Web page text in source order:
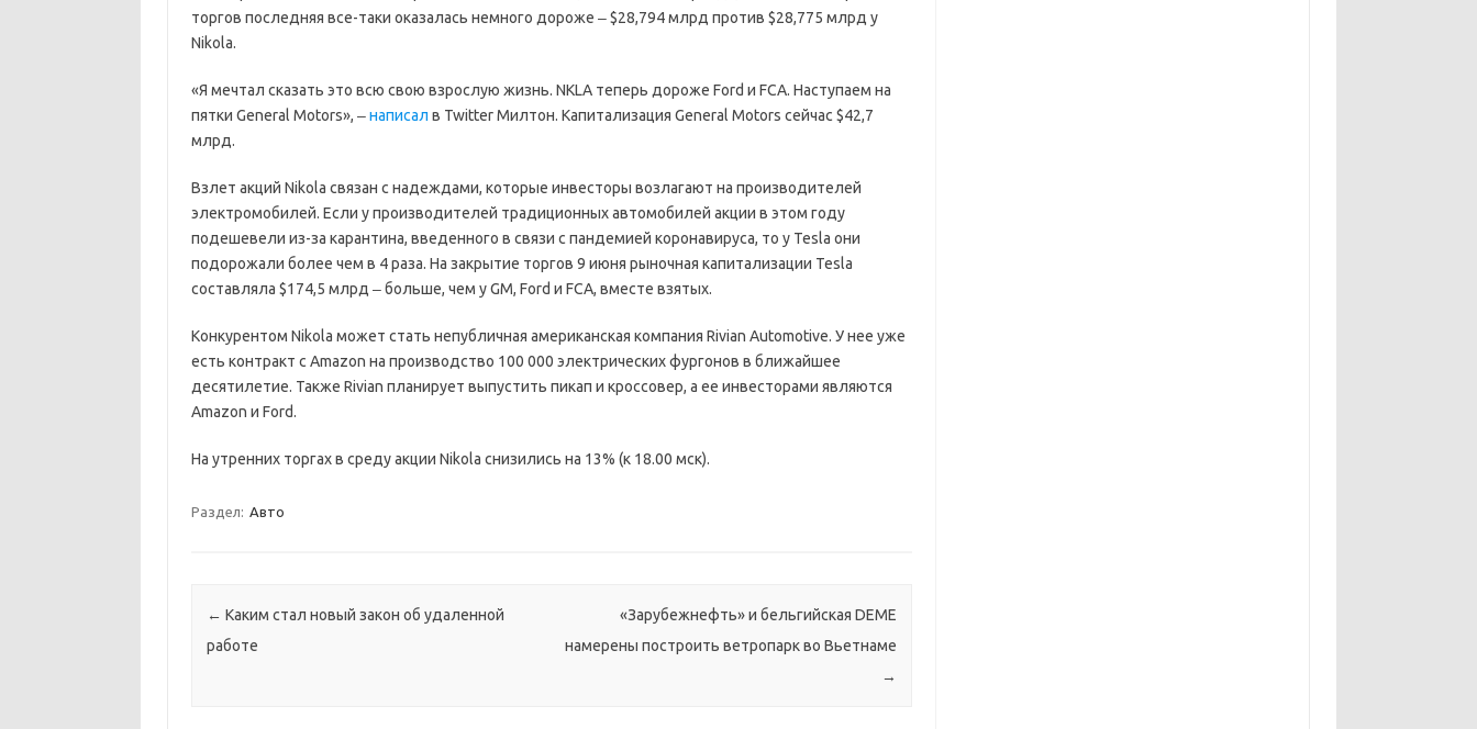
торгов последняя все-таки оказалась немного дороже ‒ $28,794 млрд против $28,775 млрд у
Nikola.
«Я мечтал сказать это всю свою взрослую жизнь. NKLA теперь дороже Ford и FCA. Наступаем на
пятки General Motors», ‒написал в Twitter Милтон. Капитализация General Motors сейчас $42,7
млрд.
Взлет акций Nikola связан с надеждами, которые инвесторы возлагают на производителей
электромобилей. Если у производителей традиционных автомобилей акции в этом году
подешевели из-за карантина, введенного в связи с пандемией коронавируса, то у Tesla они
подорожали более чем в 4 раза. На закрытие торгов 9 июня рыночная капитализации Tesla
составляла $174,5 млрд ‒ больше, чем у GM, Ford и FCA, вместе взятых.
Конкурентом Nikola может стать непубличная американская компания Rivian Automotive. У нее уже
есть контракт с Amazon на производство 100 000 электрических фургонов в ближайшее
десятилетие. Также Rivian планирует выпустить пикап и кроссовер, а ее инвесторами являются
Amazon и Ford.
На утренних торгах в среду акции Nikola снизились на 13% (к 18.00 мск).
Раздел: Авто
Навигация по записям
← Каким стал новый закон об удаленной
работе
«Зарубежнефть» и бельгийская DEME
намерены построить ветропарк во Вьетнаме
→